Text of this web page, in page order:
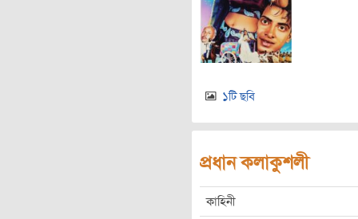
১টি ছবি
প্রধান কলাকুশলী
কাহিনী